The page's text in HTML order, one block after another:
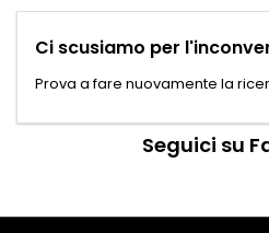
Ci scusiamo per
Prova a fare nuovamente la
Seguici su